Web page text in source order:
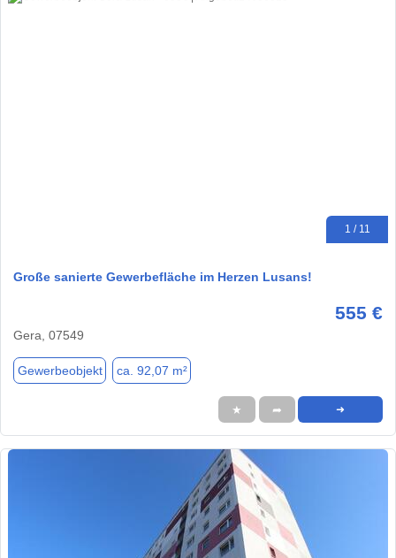
1 / 11
Große sanierte Gewerbefläche im Herzen Lusans!
555 €
Gera, 07549
Gewerbeobjekt ca. 92,07 m²
★ ➦ ➜